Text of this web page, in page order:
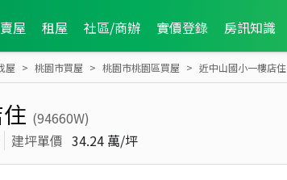
賣屋 租屋 社區/商辦 實價登錄 房訊知識
屋 桃園市買屋 桃園市桃園區買屋 近中山國小一樓店住
(94660W)
建坪單價 34.24 萬/坪